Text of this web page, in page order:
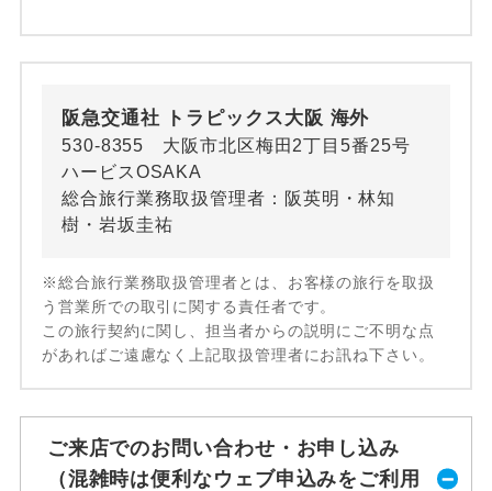
阪急交通社 トラピックス大阪 海外
530-8355 大阪市北区梅田2丁目5番25号
ハービスOSAKA
総合旅行業務取扱管理者：阪英明・林知
樹・岩坂圭祐
※総合旅行業務取扱管理者とは、お客様の旅行を取扱
う営業所での取引に関する責任者です。
この旅行契約に関し、担当者からの説明にご不明な点
があればご遠慮なく上記取扱管理者にお訊ね下さい。
ご来店でのお問い合わせ・お申し込み
（混雑時は便利なウェブ申込みをご利用